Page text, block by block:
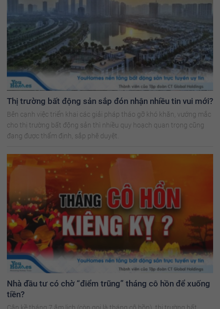
Thị trường bất động sản sắp đón nhận nhiều tin vui mới?
Bên cạnh việc triển khai các giải pháp tháo gỡ khó khăn, vướng mắc
cho thị trường bất động sản thì nhiều quy hoạch quan trọng cũng
đang được thẩm định, sắp phê duyệt.
Nhà đầu tư có chờ “điểm trũng” tháng cô hồn để xuống
tiền?
Cận kề tháng 7 âm lịch (còn gọi là tháng cô hồn), thị trường bất